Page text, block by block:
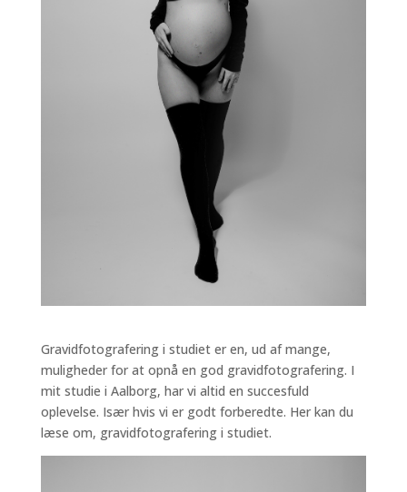
Gravidfotografering i studiet er en, ud af mange,
muligheder for at opnå en god gravidfotografering. I
mit studie i Aalborg, har vi altid en succesfuld
oplevelse. Især hvis vi er godt forberedte. Her kan du
læse om, gravidfotografering i studiet.